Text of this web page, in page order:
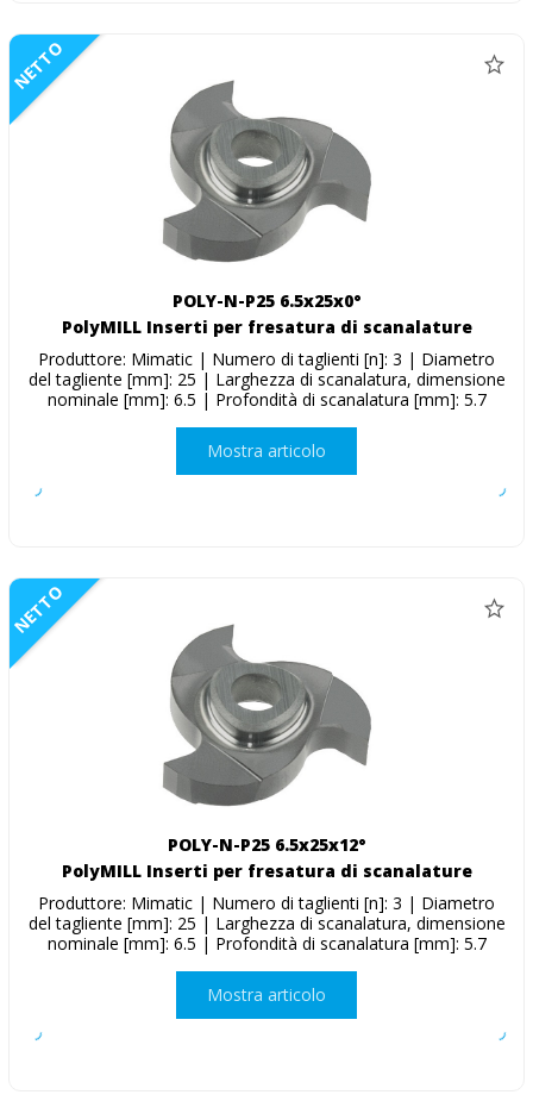
NETTO
POLY-N-P25 6.5x25x0°
PolyMILL Inserti per fresatura di scanalature
Produttore: Mimatic | Numero di taglienti [n]: 3 | Diametro
del tagliente [mm]: 25 | Larghezza di scanalatura, dimensione
nominale [mm]: 6.5 | Profondità di scanalatura [mm]: 5.7
Mostra articolo
NETTO
POLY-N-P25 6.5x25x12°
PolyMILL Inserti per fresatura di scanalature
Produttore: Mimatic | Numero di taglienti [n]: 3 | Diametro
del tagliente [mm]: 25 | Larghezza di scanalatura, dimensione
nominale [mm]: 6.5 | Profondità di scanalatura [mm]: 5.7
Mostra articolo